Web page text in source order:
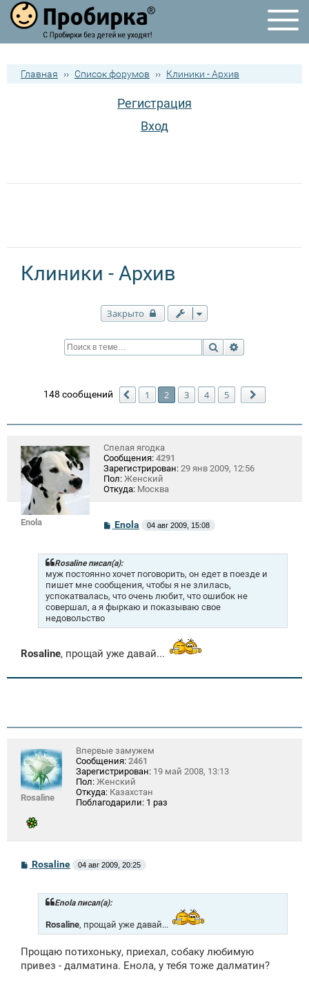
Главная ›› Список форумов ›› Клиники - Архив
Регистрация
Вход
Клиники - Архив
Закрыто
Поиск
148 сообщений Пред.
1 2 3 4 5
Enola
Спелая ягодка
Сообщения: 4291
Зарегистрирован: 29 янв 2009, 12:56
Пол: Женский
Откуда: Москва
С
б
щ
е
н
и
е
Enola 04 авг 2009, 15:08
Rosaline писал(а):
муж постоянно хочет поговорить, он едет в поезде и
пишет мне сообщения, чтобы я не злилась,
успокатвалась, что очень любит, что ошибок не
совершал, а я фыркаю и показываю свое
недовольство
Rosaline, прощай уже давай...
Rosaline
Впервые замужем
Сообщения: 2461
Зарегистрирован: 19 май 2008, 13:13
Пол: Женский
Откуда: Казахстан
Поблагодарили: 1 раз
СRosaline 04 авг 2009, 20:25
Enola писал(а):
Rosaline, прощай уже давай...
Прощаю потихоньку, приехал, собаку любимую
привез - далматина. Енола, у тебя тоже далматин?